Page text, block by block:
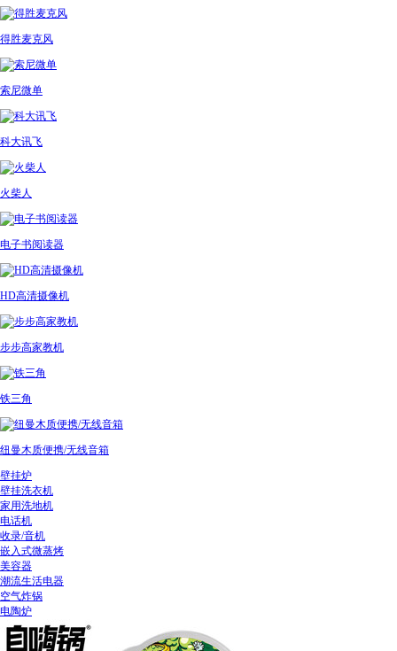
得胜麦克风
索尼微单
科大讯飞
火柴人
电子书阅读器
HD高清摄像机
步步高家教机
铁三角
纽曼木质便携/无线音箱
壁挂炉
壁挂洗衣机
家用洗地机
电话机
收录/音机
嵌入式微蒸烤
美容器
潮流生活电器
空气炸锅
电陶炉